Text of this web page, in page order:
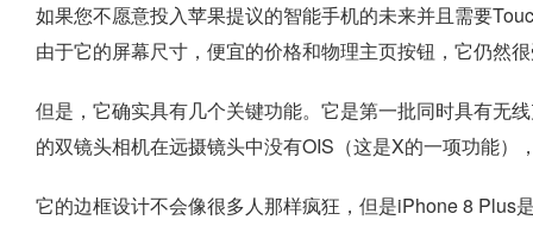
如果您不愿意投入苹果提议的智能手机的未来并且需要
由于它的屏幕尺寸，便宜的价格和物理主页按钮，它仍然
但是，它确实具有几个关键功能。它是第一批同时具有无
的双镜头相机在远摄镜头中没有OIS（这是X的一项功能）
它的边框设计不会像很多人那样疯狂，但是iPhone 8 Plus